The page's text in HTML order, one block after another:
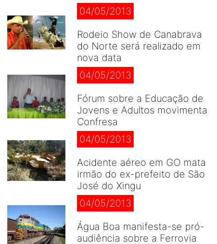
04/05/2013
Rodeio Show de Canabrava
do Norte será realizado em
nova data
04/05/2013
Fórum sobre a Educação de
Jovens e Adultos movimenta
Confresa
04/05/2013
Acidente aéreo em GO mata
irmão do ex-prefeito de São
José do Xingu
04/05/2013
Água Boa manifesta-se pró-
audiência sobre a Ferrovia